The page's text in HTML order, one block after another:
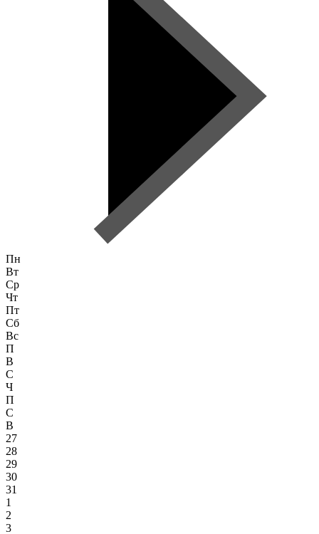
Пн
Вт
Ср
Чт
Пт
Сб
Вс
П
В
С
Ч
П
С
В
27
28
29
30
31
1
2
3